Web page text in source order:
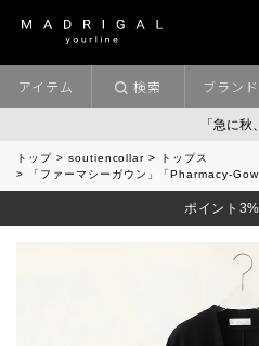
「急に秋、着るも
アイテム 検索 ブランド
トップ soutiencollar
トップス
「ファーマシーガウン」「Pharmacy-
ポイント